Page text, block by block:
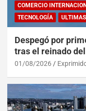
COMERCIO
TECNOLOGÍA
Despegó por
tras el reinado
01/08/2026